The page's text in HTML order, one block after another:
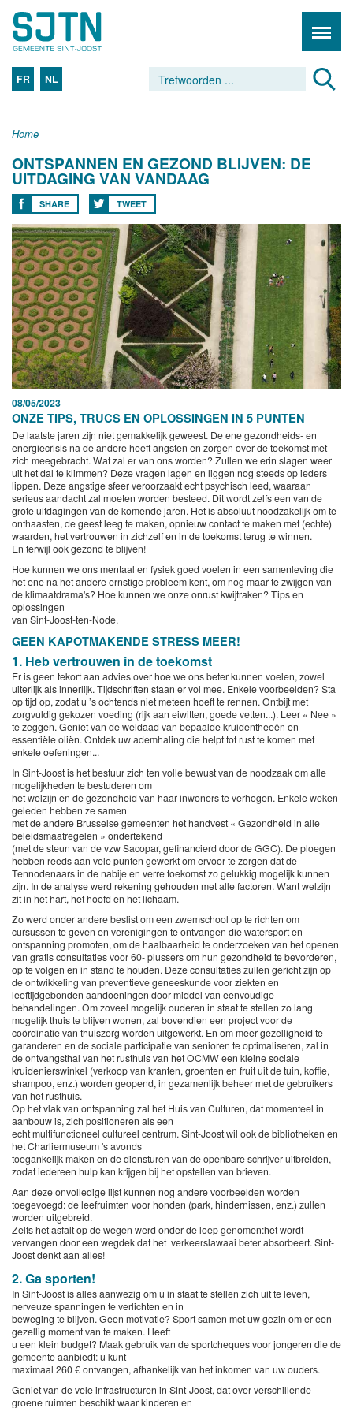
FR NL
Home
ONTSPANNEN EN GEZOND BLIJVEN: DE
UITDAGING VAN VANDAAG
SHARE TWEET
08/05/2023
ONZE TIPS, TRUCS EN OPLOSSINGEN IN 5 PUNTEN
De laatste jaren zijn niet gemakkelijk geweest. De ene gezondheids- en
energiecrisis na de andere heeft angsten en zorgen over de toekomst met
zich meegebracht. Wat zal er van ons worden? Zullen we erin slagen weer
uit het dal te klimmen? Deze vragen lagen en liggen nog steeds op ieders
lippen. Deze angstige sfeer veroorzaakt echt psychisch leed, waaraan
serieus aandacht zal moeten worden besteed. Dit wordt zelfs een van de
grote uitdagingen van de komende jaren. Het is absoluut noodzakelijk om te
onthaasten, de geest leeg te maken, opnieuw contact te maken met (echte)
waarden, het vertrouwen in zichzelf en in de toekomst terug te winnen.
En terwijl ook gezond te blijven!
Hoe kunnen we ons mentaal en fysiek goed voelen in een samenleving die
het ene na het andere ernstige probleem kent, om nog maar te zwijgen van
de klimaatdrama's? Hoe kunnen we onze onrust kwijtraken? Tips en
oplossingen
van Sint-Joost-ten-Node.
GEEN KAPOTMAKENDE STRESS MEER!
1. Heb vertrouwen in de toekomst
Er is geen tekort aan advies over hoe we ons beter kunnen voelen, zowel
uiterlijk als innerlijk. Tijdschriften staan er vol mee. Enkele voorbeelden? Sta
op tijd op, zodat u ’s ochtends niet meteen hoeft te rennen. Ontbijt met
zorgvuldig gekozen voeding (rijk aan eiwitten, goede vetten...). Leer « Nee »
te zeggen. Geniet van de weldaad van bepaalde kruidentheeën en
essentiële oliën. Ontdek uw ademhaling die helpt tot rust te komen met
enkele oefeningen...
In Sint-Joost is het bestuur zich ten volle bewust van de noodzaak om alle
mogelijkheden te bestuderen om
het welzijn en de gezondheid van haar inwoners te verhogen. Enkele weken
geleden hebben ze samen
met de andere Brusselse gemeenten het handvest « Gezondheid in alle
beleidsmaatregelen » ondertekend
(met de steun van de vzw Sacopar, gefinancierd door de GGC). De ploegen
hebben reeds aan vele punten gewerkt om ervoor te zorgen dat de
Tennodenaars in de nabije en verre toekomst zo gelukkig mogelijk kunnen
zijn. In de analyse werd rekening gehouden met alle factoren. Want welzijn
zit in het hart, het hoofd en het lichaam.
Zo werd onder andere beslist om een zwemschool op te richten om
cursussen te geven en verenigingen te ontvangen die watersport en -
ontspanning promoten, om de haalbaarheid te onderzoeken van het openen
van gratis consultaties voor 60- plussers om hun gezondheid te bevorderen,
op te volgen en in stand te houden. Deze consultaties zullen gericht zijn op
de ontwikkeling van preventieve geneeskunde voor ziekten en
leeftijdgebonden aandoeningen door middel van eenvoudige
behandelingen. Om zoveel mogelijk ouderen in staat te stellen zo lang
mogelijk thuis te blijven wonen, zal bovendien een project voor de
coördinatie van thuiszorg worden uitgewerkt. En om meer gezelligheid te
garanderen en de sociale participatie van senioren te optimaliseren, zal in
de ontvangsthal van het rusthuis van het OCMW een kleine sociale
kruidenierswinkel (verkoop van kranten, groenten en fruit uit de tuin, koffie,
shampoo, enz.) worden geopend, in gezamenlijk beheer met de gebruikers
van het rusthuis.
Op het vlak van ontspanning zal het Huis van Culturen, dat momenteel in
aanbouw is, zich positioneren als een
echt multifunctioneel cultureel centrum. Sint-Joost wil ook de bibliotheken en
het Charliermuseum 's avonds
toegankelijk maken en de diensturen van de openbare schrijver uitbreiden,
zodat iedereen hulp kan krijgen bij het opstellen van brieven.
Aan deze onvolledige lijst kunnen nog andere voorbeelden worden
toegevoegd: de leefruimten voor honden (park, hindernissen, enz.) zullen
worden uitgebreid.
Zelfs het asfalt op de wegen werd onder de loep genomen:het wordt
vervangen door een wegdek dat het verkeerslawaai beter absorbeert. Sint-
Joost denkt aan alles!
2. Ga sporten!
In Sint-Joost is alles aanwezig om u in staat te stellen zich uit te leven,
nerveuze spanningen te verlichten en in
beweging te blijven. Geen motivatie? Sport samen met uw gezin om er een
gezellig moment van te maken. Heeft
u een klein budget? Maak gebruik van de sportcheques voor jongeren die de
gemeente aanbiedt: u kunt
maximaal 260 € ontvangen, afhankelijk van het inkomen van uw ouders.
Geniet van de vele infrastructuren in Sint-Joost, dat over verschillende
groene ruimten beschikt waar kinderen en